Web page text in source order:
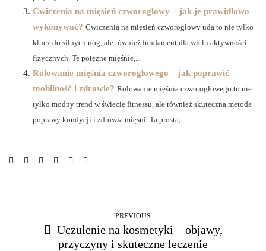
Ćwiczenia na mięsień czworogłowy – jak je prawidłowo
wykonywać? Ćwiczenia na mięsień czworogłowy uda to nie tylko
klucz do silnych nóg, ale również fundament dla wielu aktywności
fizycznych. Te potężne mięśnie,...
Rolowanie mięśnia czworogłowego – jak poprawić
mobilność i zdrowie? Rolowanie mięśnia czworogłowego to nie
tylko modny trend w świecie fitnessu, ale również skuteczna metoda
poprawy kondycji i zdrowia mięśni. Ta prosta,...
PREVIOUS
Uczulenie na kosmetyki – objawy,
przyczyny i skuteczne leczenie